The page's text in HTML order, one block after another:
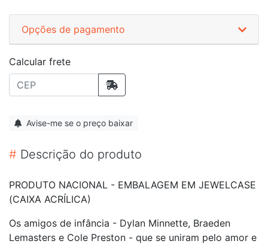
Opções de pagamento
Calcular frete
Avise-me se o preço baixar
# Descrição do produto
PRODUTO NACIONAL - EMBALAGEM EM JEWELCASE
(CAIXA ACRÍLICA)
Os amigos de infância - Dylan Minnette, Braeden
Lemasters e Cole Preston - que se uniram pelo amor e